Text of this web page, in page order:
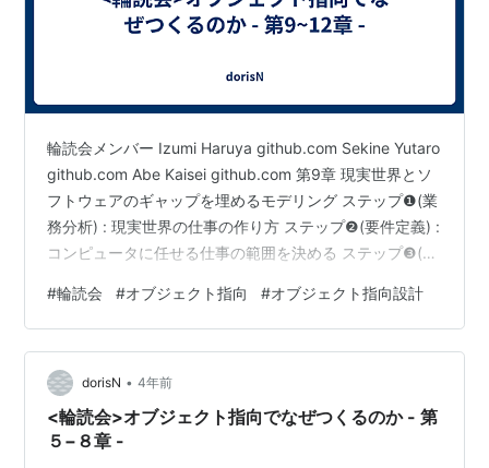
輪読会メンバー Izumi Haruya github.com Sekine Yutaro
github.com Abe Kaisei github.com 第9章 現実世界とソ
フトウェアのギャップを埋めるモデリング ステップ❶(業
務分析) : 現実世界の仕事の作り方 ステップ❷(要件定義) :
コンピュータに任せる仕事の範囲を決める ステップ❸(設
して役割分担されるオブジェクト指向設計 設計の目標 重
複を排除する ポリモーフィズム・継承・ダックタイピン
グ DRY 部品の独立性を高める(疎結合にする) クラスの機
能やメソッド命名を適切…
#輪読会 #オブジェクト指向 #オブジェクト指向設計
dorisN • 4年前
<輪読会>オブジェクト指向でなぜつくるのか - 第
５−８章 -